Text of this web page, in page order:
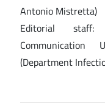
Antonio Mistretta)
Editorial staff:
(Department